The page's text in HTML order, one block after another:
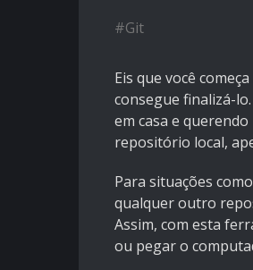
#Git
Eis que você
consegue finalizá-
em casa e
repositório local,
Para situações
qualquer outro
Assim, com esta
ou pegar o